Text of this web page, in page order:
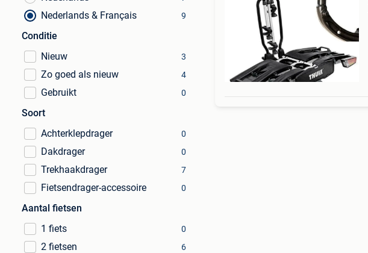
Nederlands & Français 9
Conditie
Nieuw
3
Zo goed als nieuw 4
Gebruikt 0
Soort
Achterklepdrager
0
Dakdrager 0
Trekhaakdrager 7
Fietsendrager-accessoire 0
Aantal fietsen
1 fiets
0
2 fietsen 6